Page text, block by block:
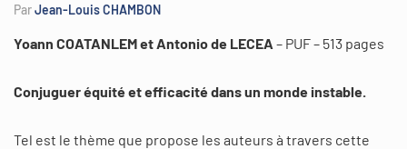
ParJean-Louis CHAMBON
Yoann COATANLEM et Antonio de LECEA – PUF – 513 pages
Conjuguer équité et efficacité dans un monde instable.
Tel est le thème que propose les auteurs à travers cette